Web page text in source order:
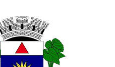
GPI
Diário Oficial
Fale com RH
SGDI - Sistema de Gerência de
Concurso Público e Processo
Portal da Atenção Primaria